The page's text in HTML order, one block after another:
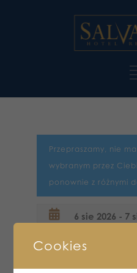
Przepraszamy, nie
wybranym przez
ponownie z różnymi
Cookies